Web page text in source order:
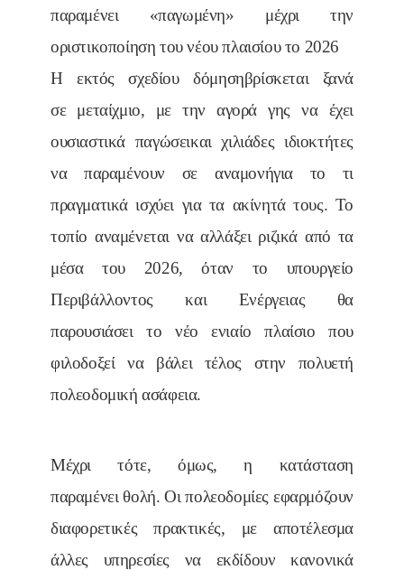
παραμένει «παγωμένη» μέχρι την
οριστικοποίηση του νέου πλαισίου το 2026
Η εκτός σχεδίου δόμησηβρίσκεται ξανά
σε μεταίχμιο, με την αγορά γης να έχει
ουσιαστικά παγώσεικαι χιλιάδες ιδιοκτήτες
να παραμένουν σε αναμονήγια το τι
πραγματικά ισχύει για τα ακίνητά τους. Το
τοπίο αναμένεται να αλλάξει ριζικά από τα
μέσα του 2026, όταν το υπουργείο
Περιβάλλοντος και Ενέργειας θα
παρουσιάσει το νέο ενιαίο πλαίσιο που
φιλοδοξεί να βάλει τέλος στην πολυετή
πολεοδομική ασάφεια.
Μέχρι τότε, όμως, η κατάσταση
παραμένει θολή. Οι πολεοδομίες εφαρμόζουν
διαφορετικές πρακτικές, με αποτέλεσμα
άλλες υπηρεσίες να εκδίδουν κανονικά